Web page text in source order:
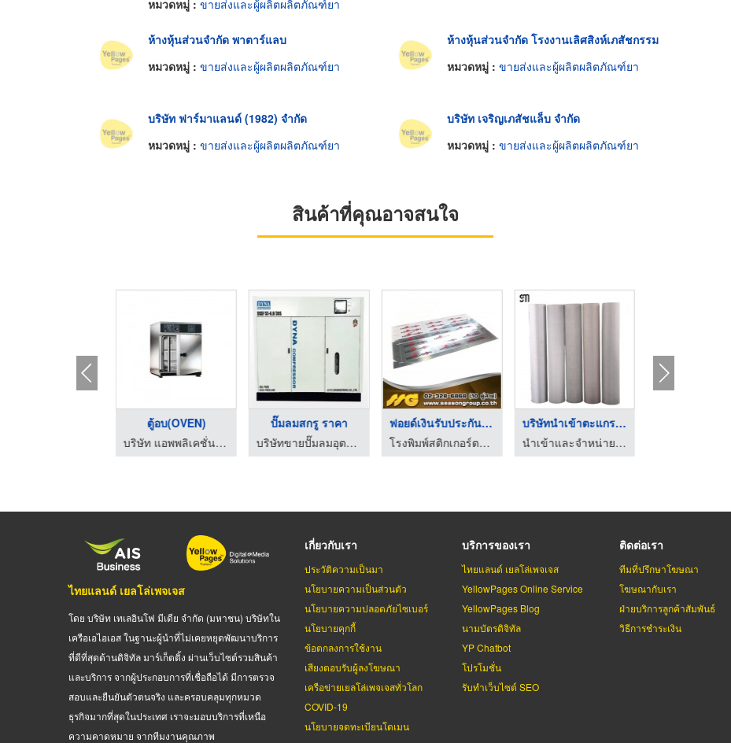
หมวดหมู่ : ขายส่งและผู้ผลิตผลิตภัณฑ์ยา
ห้างหุ้นส่วนจำกัด พาตาร์แลบ
หมวดหมู่ : ขายส่งและผู้ผลิตผลิตภัณฑ์ยา
ห้างหุ้นส่วนจำกัด โรงงานเลิศสิงห์เภสัชกรรม
หมวดหมู่ : ขายส่งและผู้ผลิตผลิตภัณฑ์ยา
บริษัท ฟาร์มาแลนด์ (1982) จำกัด
หมวดหมู่ : ขายส่งและผู้ผลิตผลิตภัณฑ์ยา
บริษัท เจริญเภสัชแล็บ จำกัด
หมวดหมู่ : ขายส่งและผู้ผลิตผลิตภัณฑ์ยา
สินค้าที่คุณอาจสนใจ
ตู้อบ(OVEN)
บริษัท แอพพลิเคชั่น เอ็นจิเนียริ่ง (2012) จำกัด
ปั๊มลมสกรู ราคา
บริษัทขายปั๊มลมอุตสาหกรรม - ยู.พี.อี.เอ็นจิเนียริ่ง
ฟอยด์เงินรับประกันสิ ...
โรงพิมพ์สติกเกอร์ตามสั่ง - ซีซันกรุ๊ป
บริษัทนำเข้าตะแกรงแผ ...
นำเข้าและจำหน่ายเครื่องมืออุตสาหกรรม เจ เอส มัลติเทค
ไทยแลนด์ เยลโล่เพจเจส
โดย บริษัท เทเลอินโฟ มีเดีย จำกัด (มหาชน) บริษัทใน
เครือเอไอเอส ในฐานะผู้นำที่ไม่เคยหยุดพัฒนาบริการ
ที่ดีที่สุดด้านดิจิทัล มาร์เก็ตติ้ง ผ่านเว็บไซต์รวมสินค้า
และบริการ จากผู้ประกอบการที่เชื่อถือได้ มีการตรวจ
สอบและยืนยันตัวตนจริง และครอบคลุมทุกหมวด
ธุรกิจมากที่สุดในประเทศ เราจะมอบบริการที่เหนือ
ความคาดหมาย จากทีมงานคุณภาพ
เกี่ยวกับเรา
ประวัติความเป็นมา
นโยบายความเป็นส่วนตัว
นโยบายความปลอดภัยไซเบอร์
นโยบายคุกกี้
ข้อตกลงการใช้งาน
เสียงตอบรับผู้ลงโฆษณา
เครือข่ายเยลโล่เพจเจสทั่วโลก
COVID-19
นโยบายจดทะเบียนโดเมน
บริการของเรา
ไทยแลนด์ เยลโล่เพจเจส
YellowPages Online Service
YellowPages Blog
นามบัตรดิจิทัล
YP Chatbot
โปรโมชั่น
รับทำเว็บไซต์ SEO
ติดต่อเรา
ทีมที่ปรึกษาโฆษณา
โฆษณากับเรา
ฝ่ายบริการลูกค้าสัมพันธ์
วิธีการชำระเงิน